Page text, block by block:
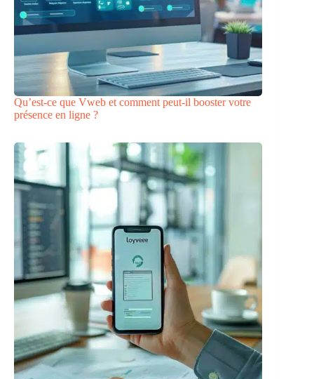
Qu’est-ce que Vweb et comment peut-il booster votre
présence en ligne ?